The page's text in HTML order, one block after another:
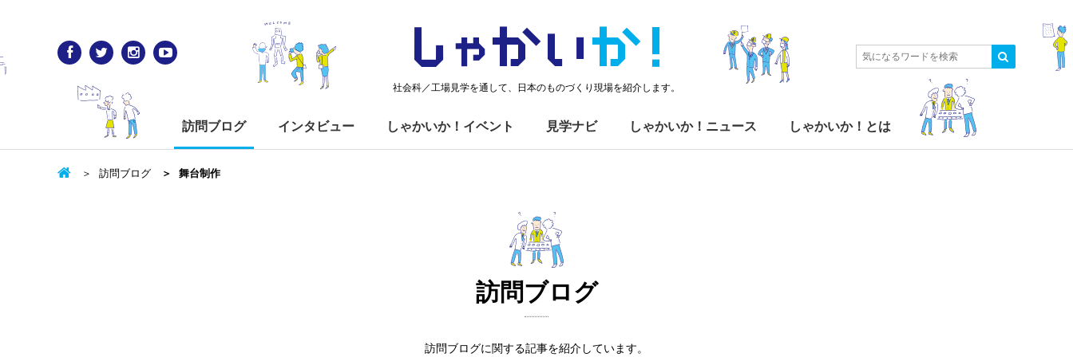
しゃかいか！
社会科／工場見学を通して、日本のものづくり現場を紹介します。
訪問ブログ インタビュー しゃかいか！イベント 見学ナビ しゃかいか！ニュース しゃかいか！とは
訪問ブログ 舞台制作
訪問ブログ
訪問ブログに関する記事を紹介しています。